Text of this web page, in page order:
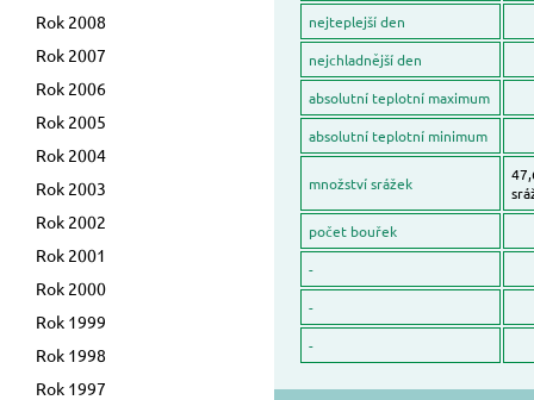
Rok 2008
Rok 2007
Rok 2006
Rok 2005
Rok 2004
Rok 2003
Rok 2002
Rok 2001
Rok 2000
Rok 1999
Rok 1998
Rok 1997
nejteplejší den
nejchladnější den
absolutní teplotní maximum
absolutní teplotní minimum
množství srážek
počet bouřek
-
-
-